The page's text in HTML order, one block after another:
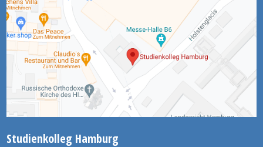
Studienkolleg Hamburg